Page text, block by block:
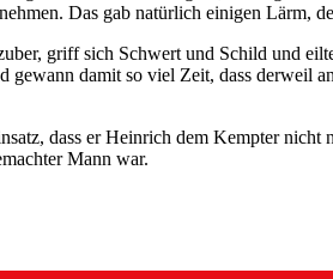
Das gab natürlich einigen Lärm,
griff sich Schwert und Schild und
damit so viel Zeit, dass derweil
dass er Heinrich dem Kempter
Mann war.